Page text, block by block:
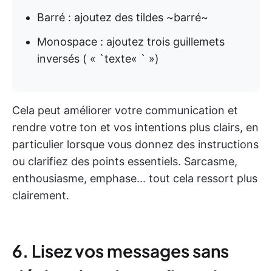
Barré : ajoutez des tildes ~barré~
Monospace : ajoutez trois guillemets
inversés ( « `texte« ` »)
Cela peut améliorer votre communication et
rendre votre ton et vos intentions plus clairs, en
particulier lorsque vous donnez des instructions
ou clarifiez des points essentiels. Sarcasme,
enthousiasme, emphase... tout cela ressort plus
clairement.
6. Lisez vos messages sans